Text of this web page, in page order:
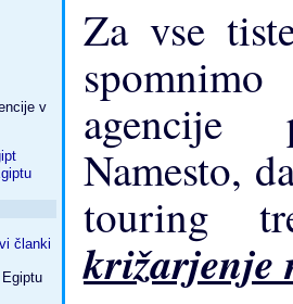
članki
Za vse
agencije
Namesto,
touring